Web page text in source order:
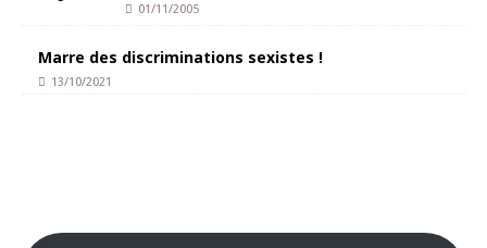
01/11/2005
Marre des discriminations sexistes !
13/10/2021